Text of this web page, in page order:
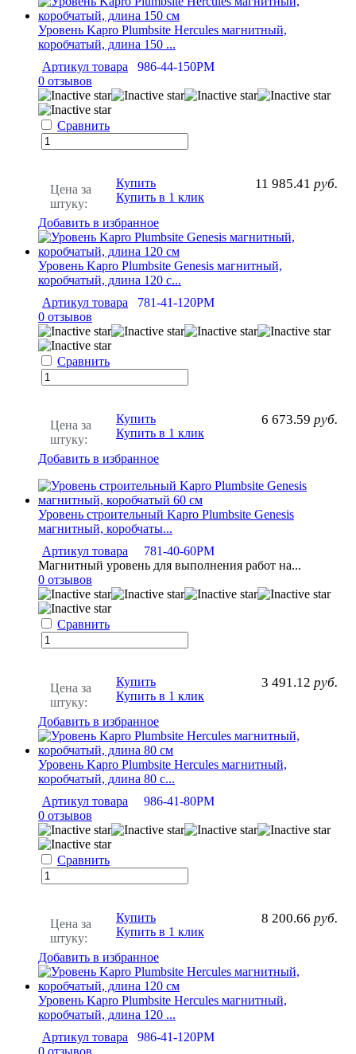
Уровень Kapro Plumbsite Hercules магнитный,
коробчатый, длина 150 ...
Артикул товара
986-44-150РМ
0 отзывов
Сравнить
Цена за
штуку:
11 985.41 руб.
Купить
Купить в 1 клик
Добавить в избранное
Уровень Kapro Plumbsite Genesis магнитный,
коробчатый, длина 120 с...
Артикул товара
781-41-120РМ
0 отзывов
Сравнить
Цена за
штуку:
6 673.59 руб.
Купить
Купить в 1 клик
Добавить в избранное
Уровень строительный Kapro Plumbsite Genesis
магнитный, коробчаты...
Артикул товара
781-40-60РМ
Магнитный уровень для выполнения работ на...
0 отзывов
Сравнить
Цена за
штуку:
3 491.12 руб.
Купить
Купить в 1 клик
Добавить в избранное
Уровень Kapro Plumbsite Hercules магнитный,
коробчатый, длина 80 с...
Артикул товара
986-41-80РМ
0 отзывов
Сравнить
Цена за
штуку:
8 200.66 руб.
Купить
Купить в 1 клик
Добавить в избранное
Уровень Kapro Plumbsite Hercules магнитный,
коробчатый, длина 120 ...
Артикул товара
986-41-120РМ
0 отзывов